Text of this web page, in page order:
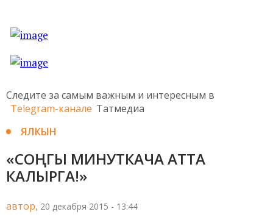
Следите за самым важным и интересным в
Telegram-канале Татмедиа
ЯЛКЫН
«СОҢГЫ МИНУТКАЧА АТТА
КАЛЫРГА!»
автор, 20 декабря 2015 - 13:44